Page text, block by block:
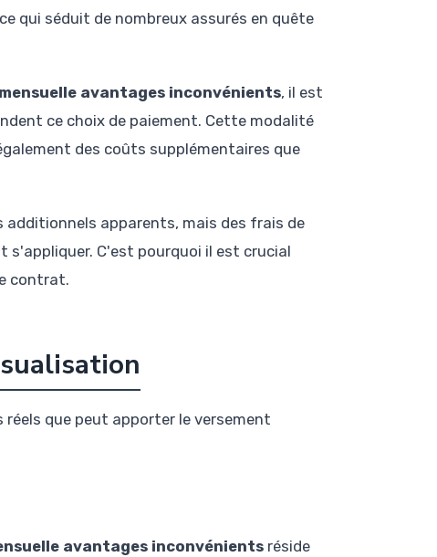
qui séduit de nombreux assurés en quête
avantages inconvénients, il est
ce choix de paiement. Cette modalité
des coûts supplémentaires que
apparents, mais des frais de
C'est pourquoi il est crucial
contrat.
que peut apporter le versement
avantages inconvénients réside